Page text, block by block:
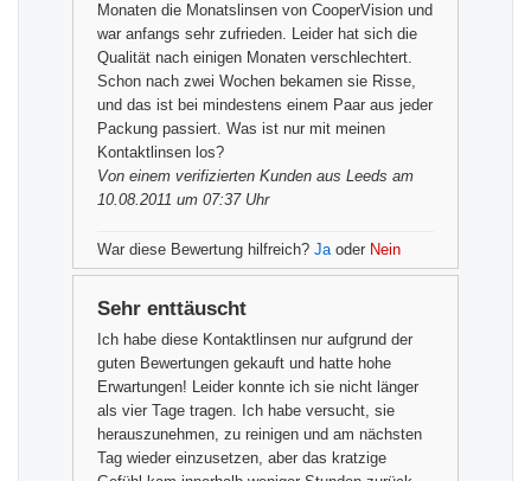
Monaten die Monatslinsen von CooperVision und
war anfangs sehr zufrieden. Leider hat sich die
Qualität nach einigen Monaten verschlechtert.
Schon nach zwei Wochen bekamen sie Risse,
und das ist bei mindestens einem Paar aus jeder
Packung passiert. Was ist nur mit meinen
Kontaktlinsen los?
Von einem verifizierten Kunden aus Leeds am
10.08.2011 um 07:37 Uhr
War diese Bewertung hilfreich? Jaoder Nein
Sehr enttäuscht
Ich habe diese Kontaktlinsen nur aufgrund der
guten Bewertungen gekauft und hatte hohe
Erwartungen! Leider konnte ich sie nicht länger
als vier Tage tragen. Ich habe versucht, sie
herauszunehmen, zu reinigen und am nächsten
Tag wieder einzusetzen, aber das kratzige